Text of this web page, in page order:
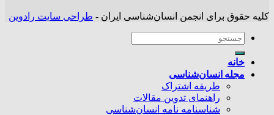
کلیه حقوق برای انجمن انسان‌شناسی ایران - طراحی سایت رادوین
خانه
مجله انسان‌شناسی
طریقه اشتراک
راهنمای تدوین مقالات
شناسنامه نامه انسان‌شناسی